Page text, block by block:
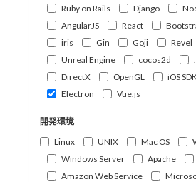
Ruby on Rails
Django
AngularJS
React
iris
Gin Goji Revel
Unreal Engine
cocos2d
DirectX
OpenGL iOS
Electron
Vue.js
開発環境
Linux
UNIX Mac OS
Windows Server
Apache
Amazon Web Service